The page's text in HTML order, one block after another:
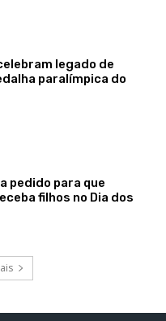
legado de
paralímpica do
pedido para que
filhos no Dia dos